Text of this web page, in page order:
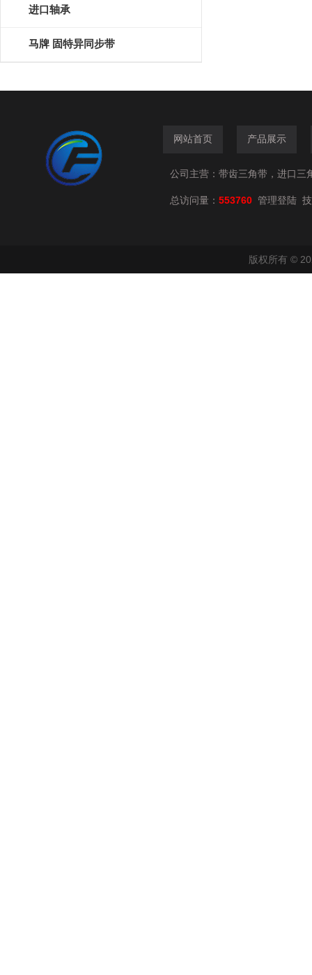
进口轴承
马牌 固特异同步带
网站首页 产品展示
公司主营：带齿三角带，进口三
总访问量： 553760 管理登陆
版权所有 ©